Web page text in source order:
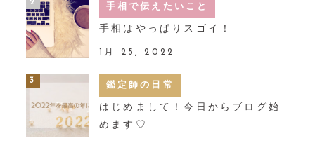
手相で伝えたいこと
手相はやっぱりスゴイ！
1月 25, 2022
鑑定師の日常
はじめまして！今日からブログ始
めます♡